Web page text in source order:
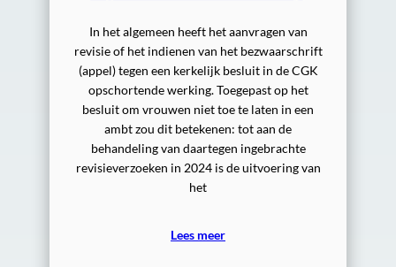
In het algemeen heeft het aanvragen van
revisie of het indienen van het bezwaarschrift
(appel) tegen een kerkelijk besluit in de CGK
opschortende werking. Toegepast op het
besluit om vrouwen niet toe te laten in een
ambt zou dit betekenen: tot aan de
behandeling van daartegen ingebrachte
revisieverzoeken in 2024 is de uitvoering van
het
Lees meer